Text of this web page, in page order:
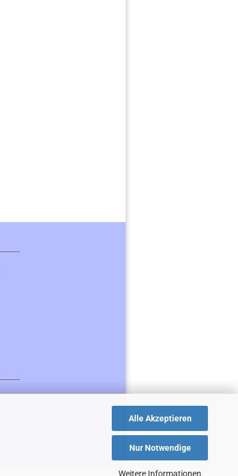
Alle Akzeptieren
Nur Notwendige
Weitere Informationen